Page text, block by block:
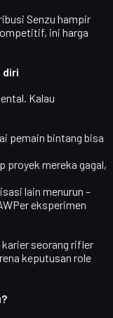
Senzu hampir
ini harga
diri
Kalau
pemain bintang bisa
proyek mereka gagal,
lain menurun –
eksperimen
seorang rifler
keputusan role